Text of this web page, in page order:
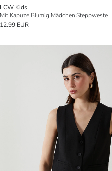
LCW Kids
Mit Kapuze Blumig Mädchen Steppweste
12.99 EUR